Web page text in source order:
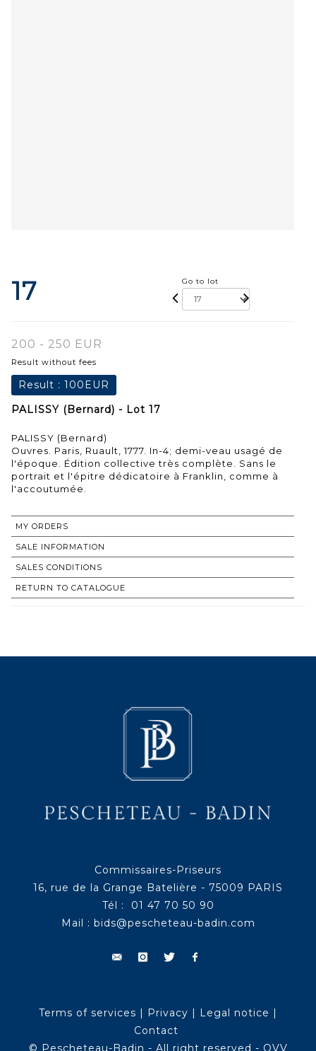
17 Go to lot
200 - 250 EUR
Result without fees
Result : 100EUR
PALISSY (Bernard) - Lot 17
PALISSY (Bernard)
Ouvres. Paris, Ruault, 1777. In-4; demi-veau usagé de
l'époque. Édition collective très complète. Sans le
portrait et l'épitre dédicatoire à Franklin, comme à
l'accoutumée.
MY ORDERS
SALE INFORMATION
SALES CONDITIONS
RETURN TO CATALOGUE
Commissaires-Priseurs
16, rue de la Grange Batelière - 75009 PARIS
Tél : 01 47 70 50 90
Mail : bids@pescheteau-badin.com
Terms of services | Privacy | Legal notice |
Contact
© Pescheteau-Badin - All right reserved - OVV